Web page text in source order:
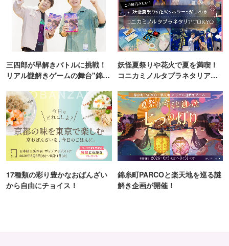
三四郎が早解きバトルに挑戦！
リアル謎解きゲームの舞台"錦糸
妖怪夏祭りや花火で夏を満喫！
コニカミノルタプラネタリア
17種類の彩り豊かなおばんざい
から自由にチョイス！
錦糸町PARCOと楽天地を巡る謎
解き企画が開催！